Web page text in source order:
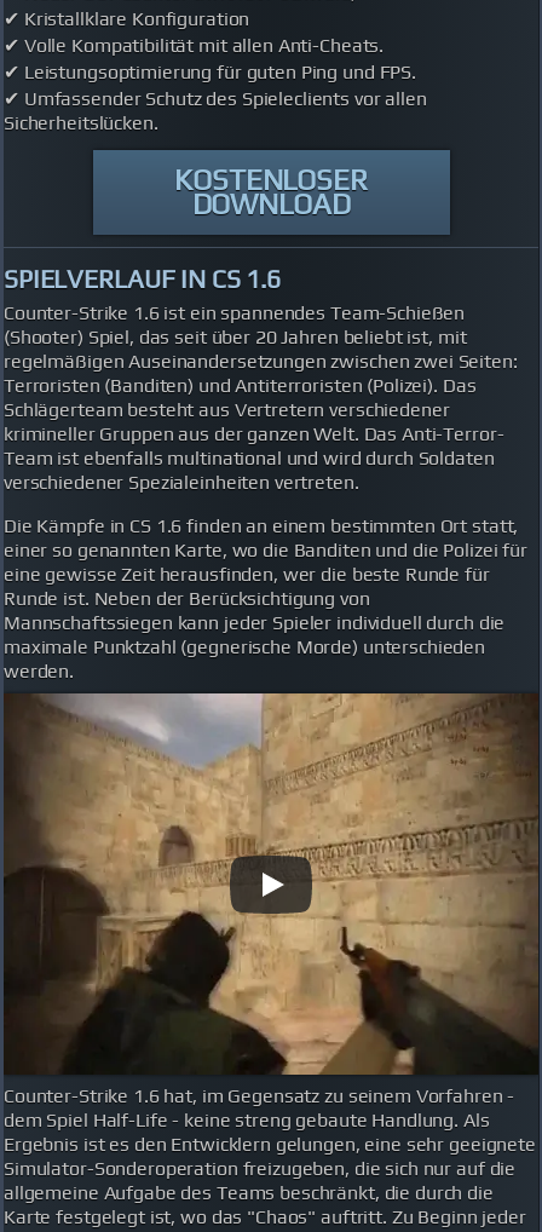
Kristallklare Konfiguration
Volle Kompatibilität mit allen Anti-Cheats.
Leistungsoptimierung für guten Ping und FPS.
Umfassender Schutz des Spieleclients vor allen
Sicherheitslücken.
KOSTENLOSER
DOWNLOAD
SPIELVERLAUF IN CS 1.6
Counter-Strike 1.6 ist ein spannendes Team-Schießen
(Shooter) Spiel, das seit über 20 Jahren beliebt ist, mit
regelmäßigen Auseinandersetzungen zwischen zwei Seiten:
Terroristen (Banditen) und Antiterroristen (Polizei). Das
Schlägerteam besteht aus Vertretern verschiedener
krimineller Gruppen aus der ganzen Welt. Das Anti-Terror-
Team ist ebenfalls multinational und wird durch Soldaten
verschiedener Spezialeinheiten vertreten.
Die Kämpfe in CS 1.6 finden an einem bestimmten Ort statt,
einer so genannten Karte, wo die Banditen und die Polizei für
eine gewisse Zeit herausfinden, wer die beste Runde für
Runde ist. Neben der Berücksichtigung von
Mannschaftssiegen kann jeder Spieler individuell durch die
maximale Punktzahl (gegnerische Morde) unterschieden
werden.
Counter-Strike 1.6 hat, im Gegensatz zu seinem Vorfahren -
dem Spiel Half-Life - keine streng gebaute Handlung. Als
Ergebnis ist es den Entwicklern gelungen, eine sehr geeignete
Simulator-Sonderoperation freizugeben, die sich nur auf die
allgemeine Aufgabe des Teams beschränkt, die durch die
Karte festgelegt ist, wo das "Chaos" auftritt. Zu Beginn jeder